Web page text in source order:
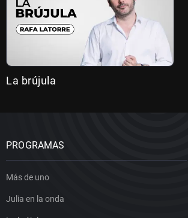
La brújula
PROGRAMAS
Más de uno
Julia en la onda